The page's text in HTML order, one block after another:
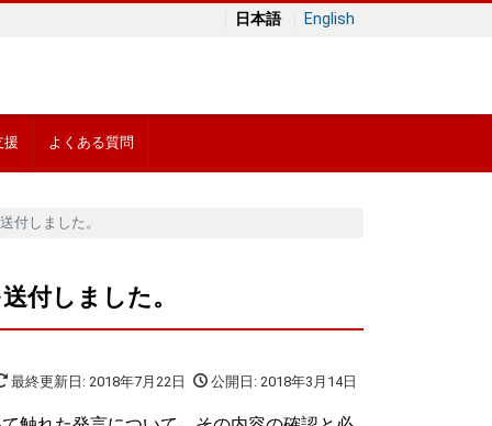
日本語 English
援 よくある質問
付しました。
付しました。
最終更新日: 2018年7月22日 公開日: 2018年3月14日